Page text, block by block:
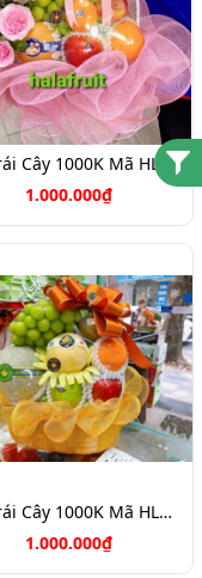
Giỏ Trái Cây 1000K Mã HL1052
1.000.000₫
Giỏ Trái Cây 1000K Mã HL1031
1.000.000₫